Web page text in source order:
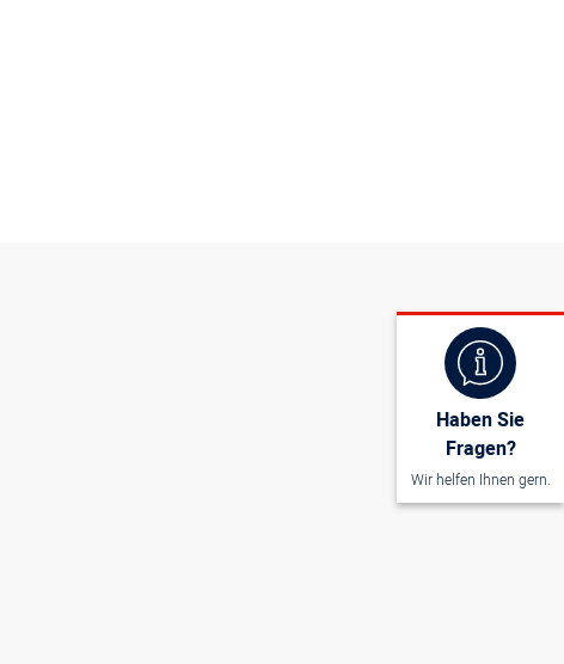
Haben Sie
Fragen?
Wir helfen Ihnen gern.